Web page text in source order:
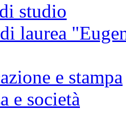
studio
laurea
e stampa
e società